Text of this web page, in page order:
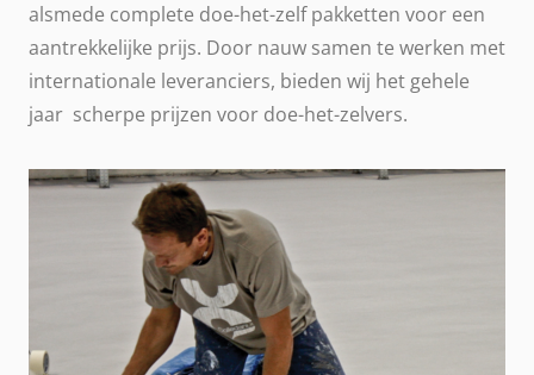
alsmede complete doe-het-zelf pakketten voor een
aantrekkelijke prijs. Door nauw samen te werken met
internationale leveranciers, bieden wij het gehele
jaar scherpe prijzen voor doe-het-zelvers.